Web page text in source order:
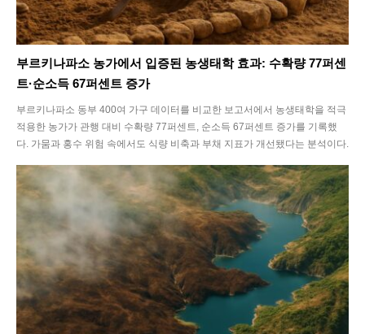
부르키나파소 농가에서 입증된 농생태학 효과: 수확량 77퍼센
트·순소득 67퍼센트 증가
부르키나파소 동부 400여 가구 데이터를 비교한 보고서에서 농생태학을 적극
적용한 농가가 관행 대비 수확량 77퍼센트, 순소득 67퍼센트 증가를 기록했
다. 가뭄과 홍수 위험 속에서도 식량 비축과 부채 지표가 개선됐다는 분석이다.